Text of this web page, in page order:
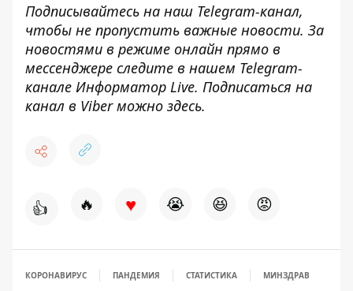
Подписывайтесь на наш Telegram-канал,
чтобы не пропустить важные новости. За
новостями в режиме онлайн прямо в
мессенджере следите в нашем Telegram-
канале Информатор Live. Подписаться на
канал в Viber можно здесь.
👍 🔥 ♥ 😭 😆 😡
КОРОНАВИРУС ПАНДЕМИЯ СТАТИСТИКА МИНЗДРАВ